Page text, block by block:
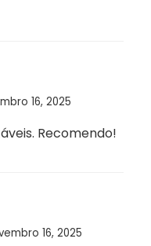
16, 2025
Recomendo!
16, 2025